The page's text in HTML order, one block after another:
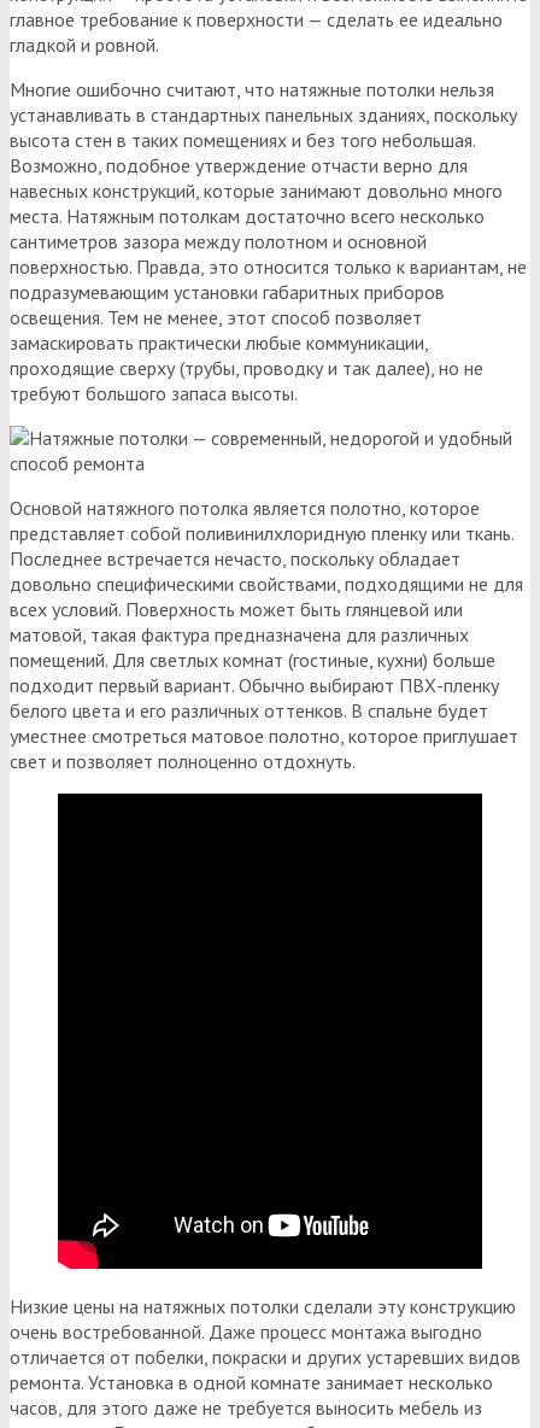
главное требование к поверхности — сделать ее идеально
гладкой и ровной.
Многие ошибочно считают, что натяжные потолки нельзя
устанавливать в стандартных панельных зданиях, поскольку
высота стен в таких помещениях и без того небольшая.
Возможно, подобное утверждение отчасти верно для
навесных конструкций, которые занимают довольно много
места. Натяжным потолкам достаточно всего несколько
сантиметров зазора между полотном и основной
поверхностью. Правда, это относится только к вариантам, не
подразумевающим установки габаритных приборов
освещения. Тем не менее, этот способ позволяет
замаскировать практически любые коммуникации,
проходящие сверху (трубы, проводку и так далее), но не
требуют большого запаса высоты.
Основой натяжного потолка является полотно, которое
представляет собой поливинилхлоридную пленку или ткань.
Последнее встречается нечасто, поскольку обладает
довольно специфическими свойствами, подходящими не для
всех условий. Поверхность может быть глянцевой или
матовой, такая фактура предназначена для различных
помещений. Для светлых комнат (гостиные, кухни) больше
подходит первый вариант. Обычно выбирают ПВХ-пленку
белого цвета и его различных оттенков. В спальне будет
уместнее смотреться матовое полотно, которое приглушает
свет и позволяет полноценно отдохнуть.
Низкие цены на натяжных потолки сделали эту конструкцию
очень востребованной. Даже процесс монтажа выгодно
отличается от побелки, покраски и других устаревших видов
ремонта. Установка в одной комнате занимает несколько
часов, для этого даже не требуется выносить мебель из